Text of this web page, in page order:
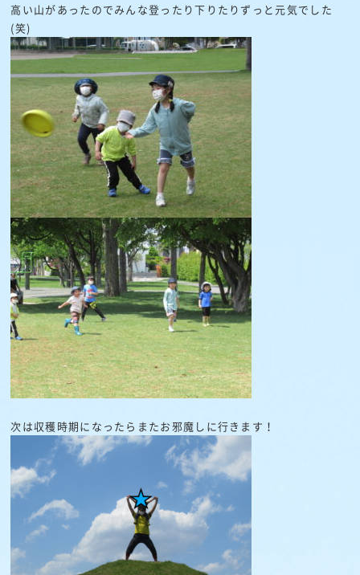
高い山があったのでみんな登ったり下りたりずっと元気でした
(笑)
次は収穫時期になったらまたお邪魔しに行きます！